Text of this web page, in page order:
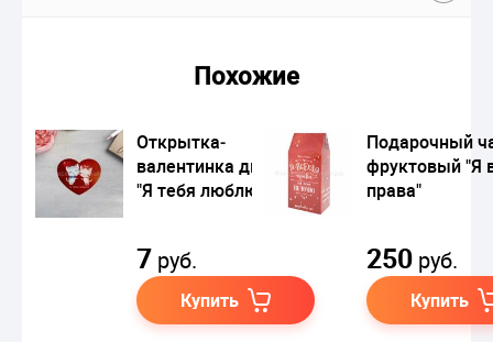
Похожие
Открытка‒
валентинка двойная
"Я тебя люблю"
7 руб.
Купить
Подарочный
фруктовый "Я
права"
250 руб.
Купить